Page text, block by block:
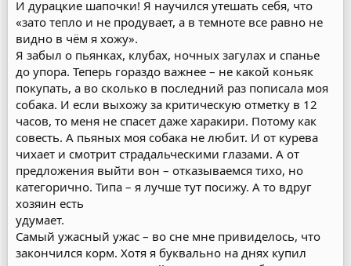
И дурацкие шапочки! Я научился утешать себя, что
«зато тепло и не продувает, а в темноте все равно не
видно в чём я хожу».
Я забыл о пьянках, клубах, ночных загулах и спанье
до упора. Теперь гораздо важнее – не какой коньяк
покупать, а во сколько в последний раз пописала моя
собака. И если выхожу за критическую отметку в 12
часов, то меня не спасет даже харакири. Потому как
совесть. А пьяных моя собака не любит. И от курева
чихает и смотрит страдальческими глазами. А от
предложения выйти вон – отказываемся тихо, но
категорично. Типа – я лучше тут посижу. А то вдруг
хозяин есть
удумает.
Самый ужасный ужас – во сне мне привиделось, что
закончился корм. Хотя я буквально на днях купил